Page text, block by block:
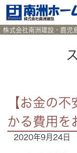
HOME
News 新着情報
株式会社南洲建設・鹿
【お金の
かる費用を
2020年9月24日